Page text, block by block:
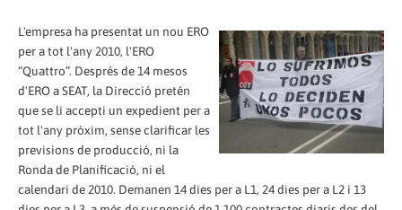
L'empresa ha presentat un nou ERO
per a tot l'any 2010, l'ERO
“Quattro”. Després de 14 mesos
d'ERO a SEAT, la Direcció pretén
que se li accepti un expedient per a
tot l'any pròxim, sense clarificar les
previsions de producció, ni la
Ronda de Planificació, ni el
calendari de 2010. Demanen 14 dies per a L1, 24 dies per a L2 i 13